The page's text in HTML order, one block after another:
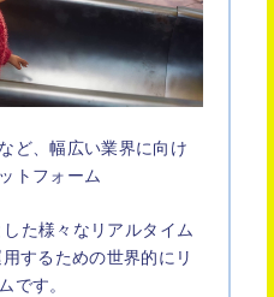
ど、幅広い業界に向け
トフォーム
た様々なリアルタイム
するための世界的にリ
です。